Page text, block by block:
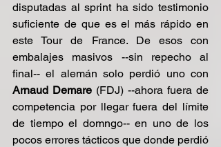
disputadas al sprint ha sido testimonio
suficiente de que es el más rápido en
este Tour de France. De esos con
embalajes masivos --sin repecho al
Arnaud Demare (FDJ) --ahora fuera de
competencia por llegar fuera del límite
de tiempo el domngo-- en uno de los
pocos errores tácticos que donde perdió